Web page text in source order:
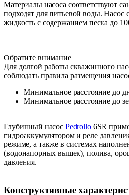
Материалы насоса соответствуют
подходят для питьевой воды. Насос
жидкость с содержанием песка до
Обратите внимание
Для долгой работы cкважинного
соблюдать правила размещения
Минимальное расстояние до
Минимальное расстояние до
Глубинный насос Pedrollo 6SR
гидроаккумулятором и реле
режиме, а также в системах
(водонапорных вышек), полива,
давления.
Конструктивные